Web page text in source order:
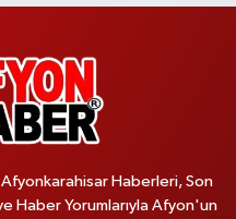
Haberleri, Son
Haber Yorumlarıyla Afyon'un